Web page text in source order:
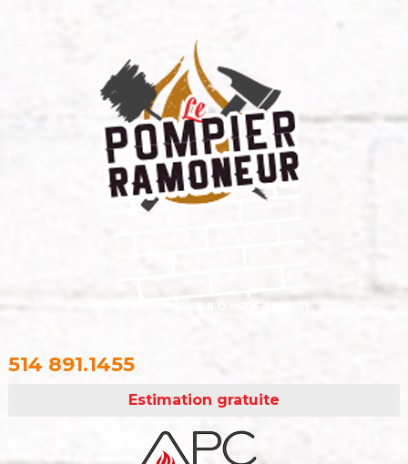
514 891.1455
Estimation gratuite